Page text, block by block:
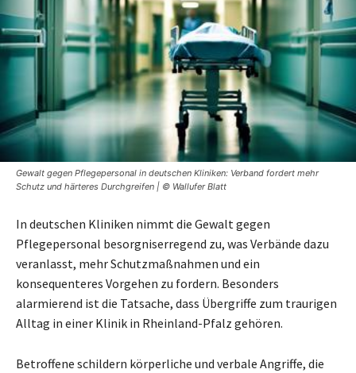
Gewalt gegen Pflegepersonal in deutschen Kliniken: Verband fordert mehr
Schutz und härteres Durchgreifen | © Wallufer Blatt
In deutschen Kliniken nimmt die Gewalt gegen
Pflegepersonal besorgniserregend zu, was Verbände dazu
veranlasst, mehr Schutzmaßnahmen und ein
konsequenteres Vorgehen zu fordern. Besonders
alarmierend ist die Tatsache, dass Übergriffe zum traurigen
Alltag in einer Klinik in Rheinland-Pfalz gehören.
Betroffene schildern körperliche und verbale Angriffe, die